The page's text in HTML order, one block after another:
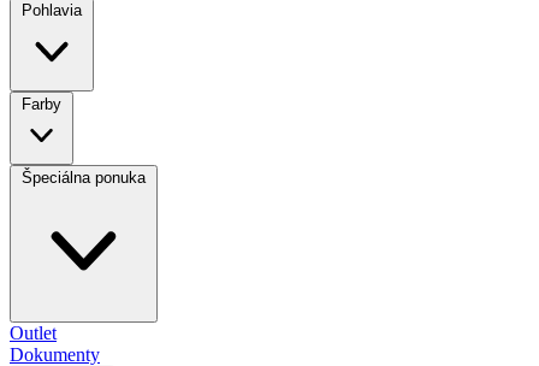
Pohlavia
Farby
Špeciálna ponuka
Outlet
Dokumenty